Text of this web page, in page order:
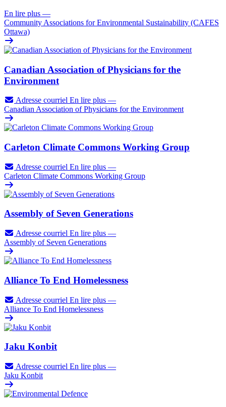
En lire plus —
Community Associations for Environmental Sustainability (CAFES
Ottawa)
Canadian Association of Physicians for the
Environment
Adresse courriel En lire plus —
Canadian Association of Physicians for the Environment
Carleton Climate Commons Working Group
Adresse courriel En lire plus —
Carleton Climate Commons Working Group
Assembly of Seven Generations
Adresse courriel En lire plus —
Assembly of Seven Generations
Alliance To End Homelessness
Adresse courriel En lire plus —
Alliance To End Homelessness
Jaku Konbit
Adresse courriel En lire plus —
Jaku Konbit